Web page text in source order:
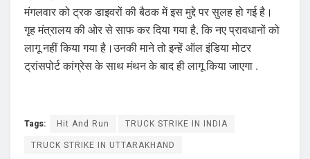
मंगलवार को ट्रक डाइवरों की बैठक में इस मुद्दे पर सुलह हो गई है।
गृह मंत्रालय की ओर से साफ कर दिया गया है, कि नए प्रावधानों को
लागू नहीं किया गया है।उनकी माने तो इन्‍हें ऑल इंडिया मोटर
ट्रांसपोर्ट कांग्रेस के साथ मंथन के बाद ही लागू किया जाएगा .
Tags: Hit And Run
TRUCK STRIKE IN INDIA
TRUCK STRIKE IN UTTARAKHAND